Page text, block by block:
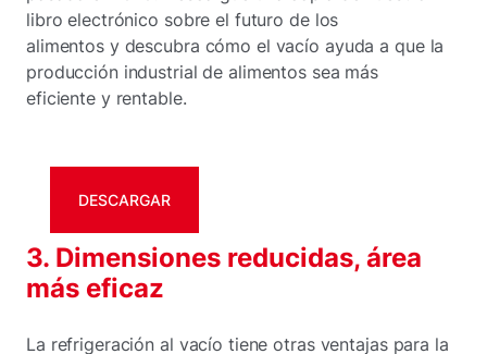
libro electrónico sobre el futuro de los
alimentos y descubra cómo el vacío ayuda a que la
producción industrial de alimentos sea más
eficiente y rentable.
DESCARGAR
3. Dimensiones reducidas, área
más eficaz
La refrigeración al vacío tiene otras ventajas para la